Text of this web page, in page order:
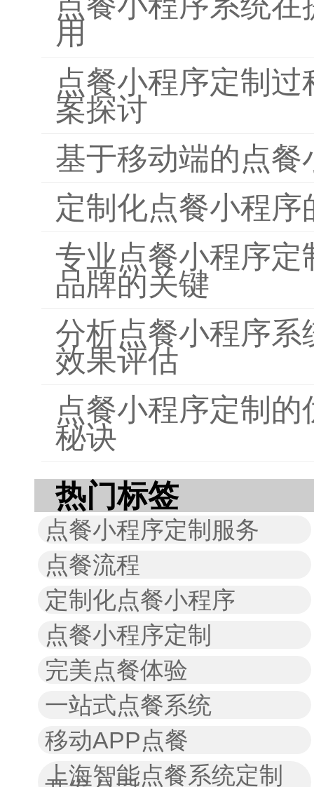
用
点餐小程序定制
案探讨
基于移动端的点餐
定制化点餐小程
专业点餐小程序
品牌的关键
分析点餐小程序
效果评估
点餐小程序定制
秘诀
热门标签
点餐小程序定制服务
点餐流程
定制化点餐小程序
点餐小程序定制
完美点餐体验
一站式点餐系统
移动APP点餐
上海智能点餐系统定制